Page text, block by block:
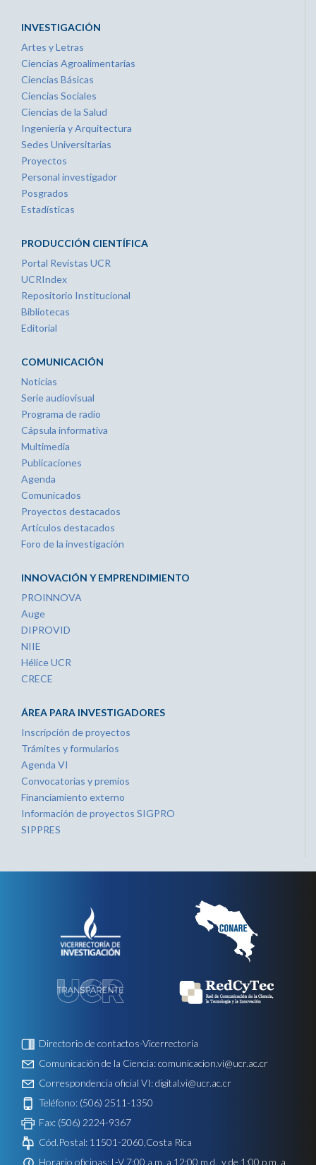
INVESTIGACIÓN
Artes y Letras
Ciencias Agroalimentarias
Ciencias Básicas
Ciencias Sociales
Ciencias de la Salud
Ingeniería y Arquitectura
Sedes Universitarias
Proyectos
Personal investigador
Posgrados
Estadísticas
PRODUCCIÓN CIENTÍFICA
Portal Revistas UCR
UCRIndex
Repositorio Institucional
Bibliotecas
Editorial
COMUNICACIÓN
Noticias
Serie audiovisual
Programa de radio
Cápsula informativa
Multimedia
Publicaciones
Agenda
Comunicados
Proyectos destacados
Artículos destacados
Foro de la investigación
INNOVACIÓN Y EMPRENDIMIENTO
PROINNOVA
Auge
DIPROVID
NIIE
Hélice UCR
CRECE
ÁREA PARA INVESTIGADORES
Inscripción de proyectos
Trámites y formularios
Agenda VI
Convocatorias y premios
Financiamiento externo
Información de proyectos SIGPRO
SIPPRES
Directorio de contactos-Vicerrectoría
Comunicación de la Ciencia:comunicacion.vi@ucr.ac.cr
Correspondencia oficial VI:digital.vi@ucr.ac.cr
Teléfono: (506) 2511-1350
Fax: (506) 2224-9367
Cód.Postal: 11501-2060,Costa Rica
Horario oficinas: L-V 7:00 a.m. a 12:00 m.d. y de 1:00 p.m. a